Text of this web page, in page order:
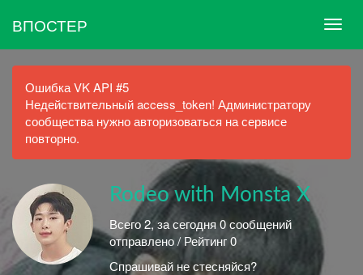
ВПОСТЕР
Ошибка VK API #5
Недействительный access_token! Администратору
сообщества нужно авторизоваться на сервисе
повторно.
Rodeo with Monsta X
Всего 2, за сегодня 0 сообщений
отправлено / Рейтинг 0
Спрашивай не стесняйся?